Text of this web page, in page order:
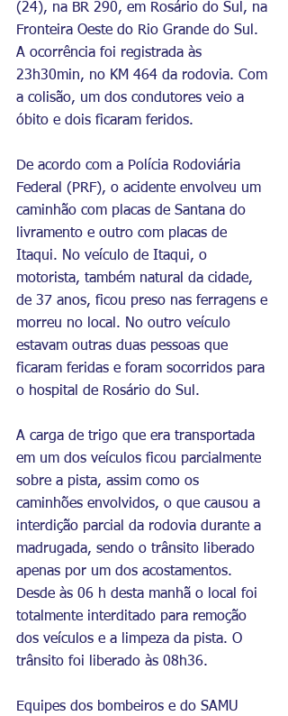
(24), na BR 290, em Rosário do Sul, na
Fronteira Oeste do Rio Grande do Sul.
A ocorrência foi registrada às
23h30min, no KM 464 da rodovia. Com
a colisão, um dos condutores veio a
óbito e dois ficaram feridos.
De acordo com a Polícia Rodoviária
Federal (PRF), o acidente envolveu um
caminhão com placas de Santana do
livramento e outro com placas de
Itaqui. No veículo de Itaqui, o
motorista, também natural da cidade,
de 37 anos, ficou preso nas ferragens e
morreu no local. No outro veículo
estavam outras duas pessoas que
ficaram feridas e foram socorridos para
o hospital de Rosário do Sul.
A carga de trigo que era transportada
em um dos veículos ficou parcialmente
sobre a pista, assim como os
caminhões envolvidos, o que causou a
interdição parcial da rodovia durante a
madrugada, sendo o trânsito liberado
apenas por um dos acostamentos.
Desde às 06 h desta manhã o local foi
totalmente interditado para remoção
dos veículos e a limpeza da pista. O
trânsito foi liberado às 08h36.
Equipes dos bombeiros e do SAMU